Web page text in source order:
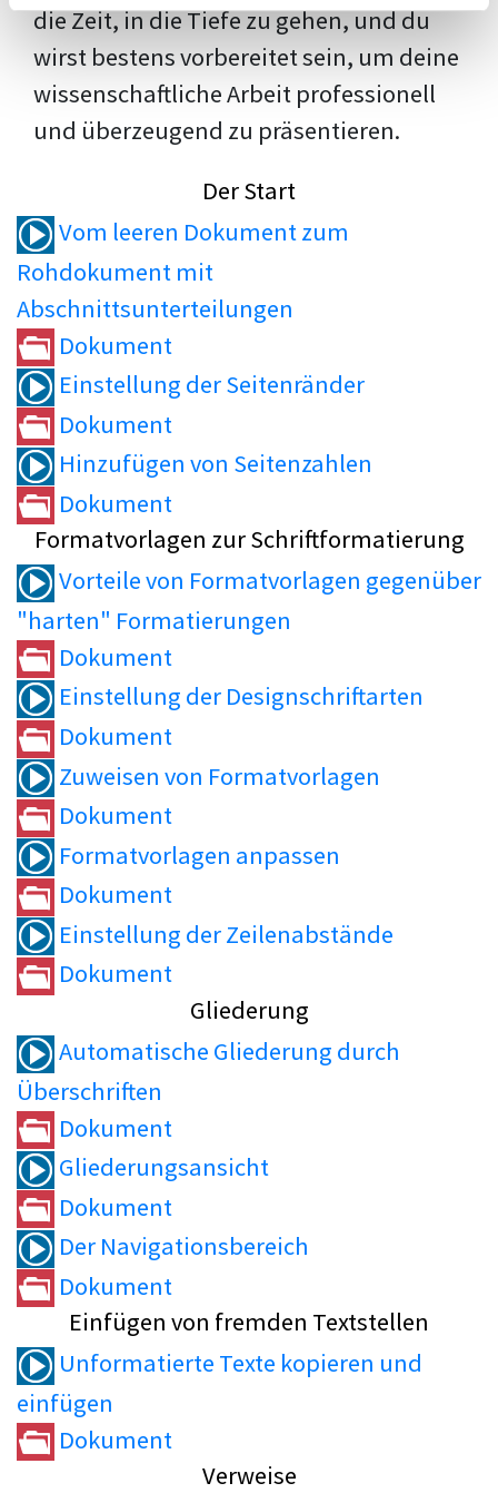
die Zeit, in die Tiefe zu gehen, und du
wirst bestens vorbereitet sein, um deine
wissenschaftliche Arbeit professionell
und überzeugend zu präsentieren.
Der Start
Vom leeren Dokument zum
Rohdokument mit
Abschnittsunterteilungen
Dokument
Einstellung der Seitenränder
Dokument
Hinzufügen von Seitenzahlen
Dokument
Formatvorlagen zur Schriftformatierung
Vorteile von Formatvorlagen gegenüber
"harten" Formatierungen
Dokument
Einstellung der Designschriftarten
Dokument
Zuweisen von Formatvorlagen
Dokument
Formatvorlagen anpassen
Dokument
Einstellung der Zeilenabstände
Dokument
Gliederung
Automatische Gliederung durch
Überschriften
Dokument
Gliederungsansicht
Dokument
Der Navigationsbereich
Dokument
Einfügen von fremden Textstellen
Unformatierte Texte kopieren und
einfügen
Dokument
Verweise